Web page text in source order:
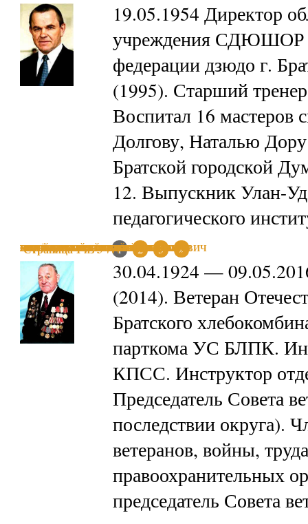
19.05.1954 Директор
учреждения СДЮШОР
федерации дзюдо г.
(1995). Старший
Воспитал 16
Долгову, Наталью
Братской городской
12. Выпускник Улан-
педагогического
ОРЛОВ ИВАН ВАСИЛЬЕВИЧ
30.04.1924 —
(2014). Ветеран
Братского
парткома УС БЛПК.
КПСС. Инструктор
Председатель Совета
последствии округа).
ветеранов, войны,
правоохранительных
председатель Совета
РЫХАЛЬСКИЙ ВЛАДИМИР АЛЕКСЕЕВИЧ
ЛИПИНА ТАТЬЯНА ИВАНОВНА
СЕМЁНОВ АЛЕКСАНДР НИКОЛАЕВИЧ
ШНЕЙДЕР ВЯЧЕСЛАВ РОБЕРТОВИЧ
МАЗУРЕНКО НИКОЛАЙ МАРКОВИЧ
ПУДЛИН ПАВЕЛ ОСКАРОВИЧ
ПАНИН ВАСИЛИЙ МИХАЙЛОВИЧ
КАРГИНА ГАЛИНА МИХАЙЛОВНА
Страница 1 из 3 1 2 3 »